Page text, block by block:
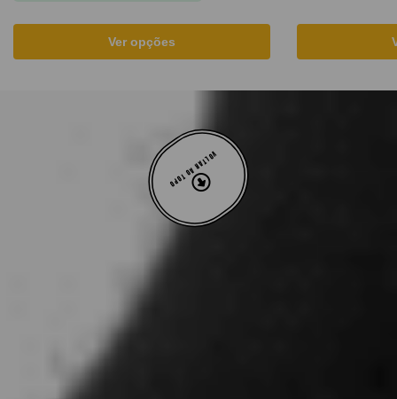
Ver opções
VOLTAR AO TOPO